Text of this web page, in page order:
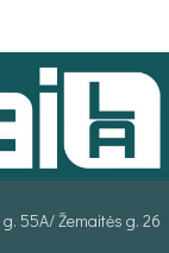
55A/ Žemaitės g. 26